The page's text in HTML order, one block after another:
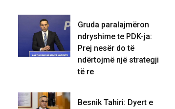
Gruda paralajmëron
ndryshime te PDK-ja:
Prej nesër do të
ndërtojmë një strategji
të re
Besnik Tahiri: Dyert e